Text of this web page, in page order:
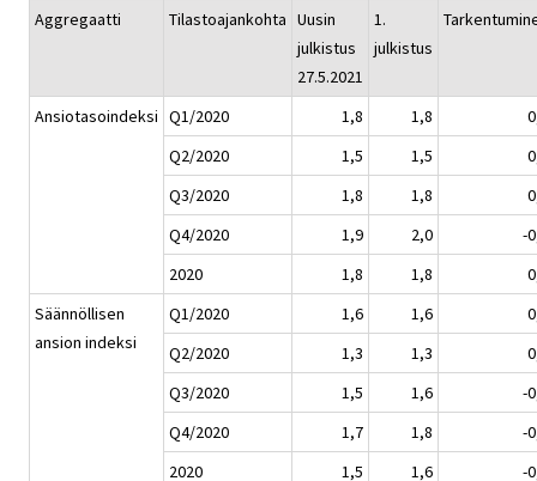
Aggregaatti Tilastoajankohta Uusin
julkistus
27.5.2021
1.
julkistus
Ansiotasoindeksi Q1/2020 1,8 1,8
Q2/2020
1,5 1,5
Q3/2020
1,8 1,8
Q4/2020
1,9 2,0
-
2020
1,8 1,8
Säännöllisen
ansion indeksi
Q1/2020 1,6 1,6
Q2/2020
1,3 1,3
Q3/2020
1,5 1,6
-
Q4/2020
1,7 1,8
-
2020
1,5 1,6 -